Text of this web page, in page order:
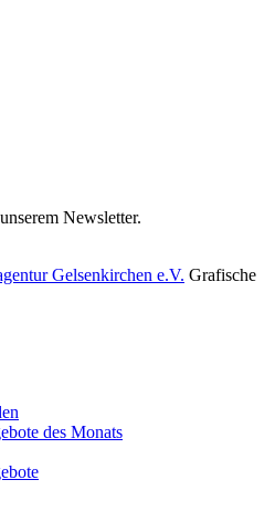
Newsletter.
Gelsenkirchen e.V. Grafische
des Monats